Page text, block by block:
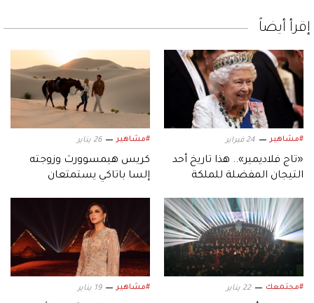
إقرأ أيضاً
#مشاهير 24 فبراير
«تاج فلاديمير».. هذا تاريخ أحد
التيجان المفضلة للملكة
#مشاهير 26 يناير
كريس هيمسوورث وزوجته
إلسا باتاكي يستمتعان
#مجتمعك 22 يناير #مشاهير 19 يناير